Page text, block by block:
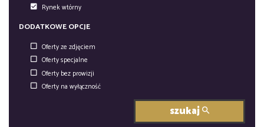
Rynek wtórny
DODATKOWE OPCJE
Oferty ze zdjęciem
Oferty specjalne
Oferty bez prowizji
Oferty na wyłączność
szukaj